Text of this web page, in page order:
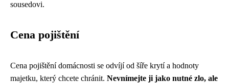
sousedovi.
Cena pojištění
Cena pojištění domácnosti se odvíjí od šíře krytí a hodnoty
majetku, který chcete chránit. Nevnímejte ji jako nutné zlo, ale